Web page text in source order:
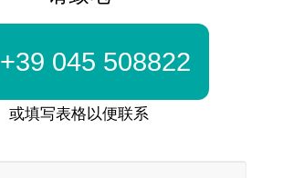
+39 045 508822
或填写表格以便联系